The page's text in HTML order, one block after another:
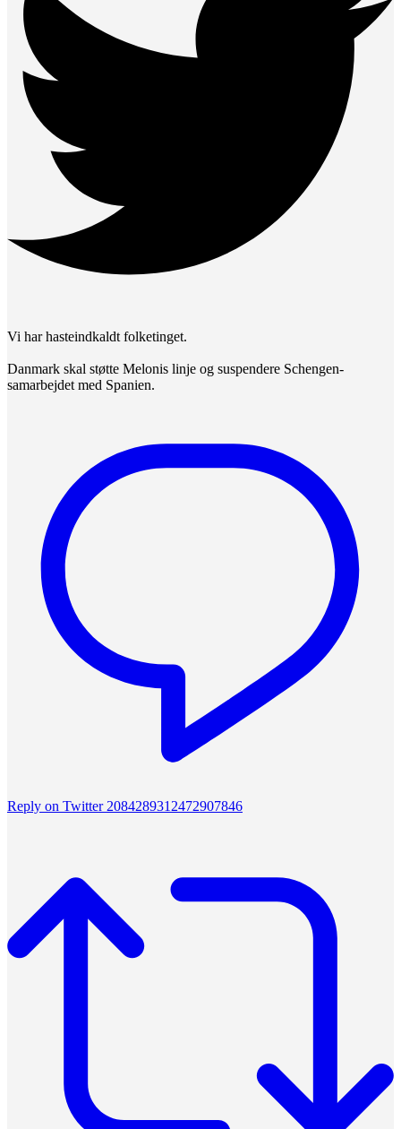
Vi har hasteindkaldt folketinget.
Danmark skal støtte Melonis linje og suspendere Schengen-
samarbejdet med Spanien.
Reply on Twitter 2084289312472907846